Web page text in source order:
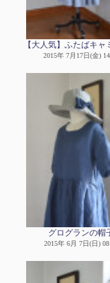
【大人気】ふたばキャ
2015年 7月17日(金)
グログランの帽
2015年 6月 7日(日)